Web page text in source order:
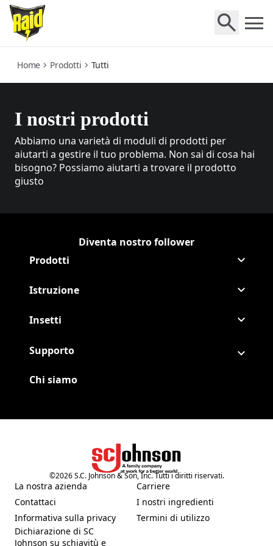
Home Prodotti Tutti
I nostri prodotti
Abbiamo una varietà di moduli di prodotti per
aiutarti a gestire il tuo problema. Non sai di cosa hai
bisogno? Possiamo aiutarti a trovare il prodotto
giusto
Diventa nostro follower
Continua Raid Facebook
(Opens in a new tab)
Continua Raid
(Opens in a new tab)
Prodotti
Istruzione
Insetti
Supporto
Chi siamo
(Opens in a new tab)
©2026S.C. Johnson & Son, Inc. Tutti i diritti riservati.
La nostra azienda
(Opens in a new tab)
Contattaci
(Opens in a new tab)
Informativa sulla privacy
(Opens in a new tab)
Dichiarazione di SC
Johnson su schiavitù e
Carriere
(Opens in a new tab)
I nostri ingredienti
(Opens in a new tab)
Termini di utilizzo
(Opens in a new tab)